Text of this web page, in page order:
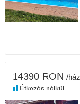
14390 RON /ház
Étkezés nélkül